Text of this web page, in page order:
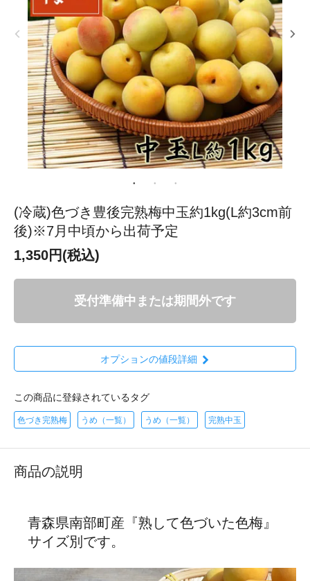
(冷蔵)色づき豊後完熟梅中玉約1kg(L約3cm前
後)※7月中頃から出荷予定
1,350円(税込)
受付準備中または期間外です
オプションの値段詳細
この商品に登録されているタグ
色づき完熟梅 うめ（一覧） うめ（一覧） 完熟中玉
商品の説明
青森県南部町産『熟して色づいた色梅』
サイズ別です。